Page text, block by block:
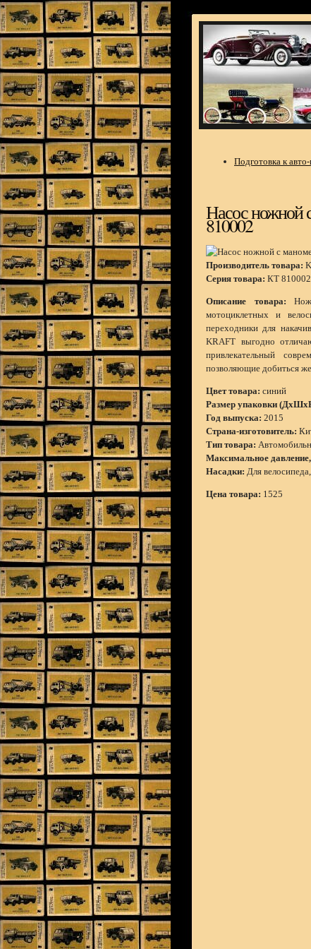
Подготовка к
Насос ножной
810002
Производитель товара:
Серия товара: КТ 810002
Описание товара:
мотоциклетных и
переходники для
KRAFT выгодно
привлекательный
позволяющие добиться
Цвет товара: синий
Размер упаковки
Год выпуска: 2015
Страна-изготовитель:
Тип товара:
Максимальное
Насадки: Для
Цена товара: 1525